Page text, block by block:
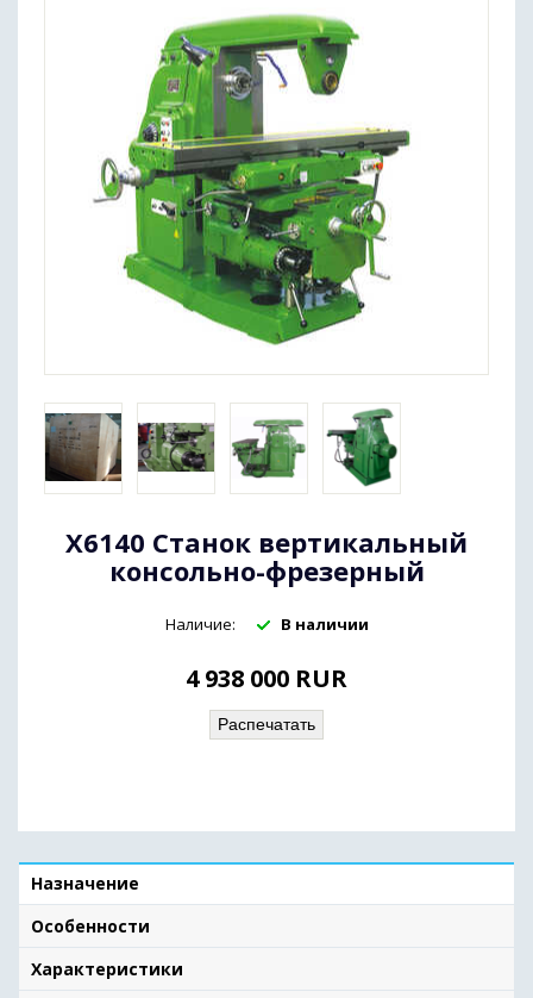
X6140 Станок вертикальный
консольно-фрезерный
Наличие: В наличии
4 938 000 RUR
Распечатать
Назначение
Особенности
Характеристики